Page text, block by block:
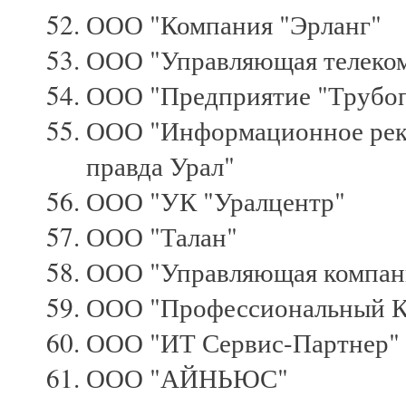
ООО "Компания "Эрланг"
ООО "Управляющая
ООО "Предприятие
ООО "Информационное
правда Урал"
ООО "УК "Уралцентр"
ООО "Талан"
ООО "Управляющая
ООО "Профессиональный
ООО "ИТ Сервис-Партнер"
ООО "АЙНЬЮС"